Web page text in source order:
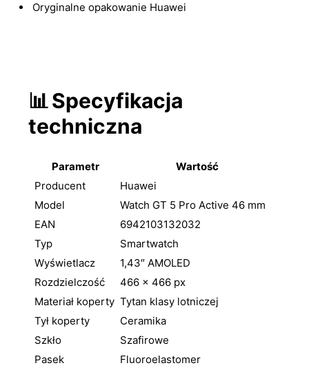
Oryginalne opakowanie Huawei
📊Specyfikacja
techniczna
Parametr
Wartość
Producent
Huawei
Model
Watch GT 5 Pro Active 46 mm
EAN
6942103132032
Typ
Smartwatch
Wyświetlacz
1,43″ AMOLED
Rozdzielczość
466 × 466 px
Materiał koperty Tytan klasy lotniczej
Tył koperty
Ceramika
Szkło
Szafirowe
Pasek
Fluoroelastomer